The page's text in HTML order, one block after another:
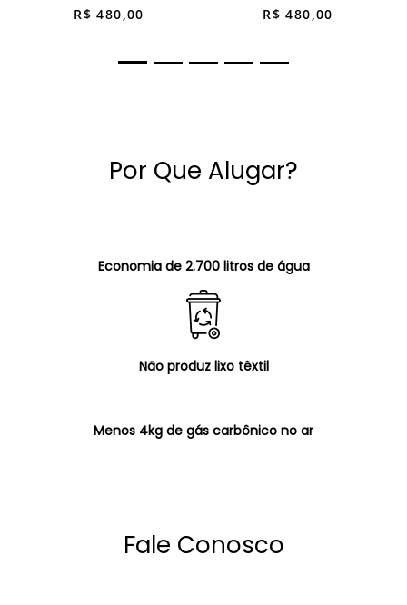
R$ 480,00 R$ 480,00
Por Que Alugar?
Economia de 2.700 litros de água
Não produz lixo têxtil
Menos 4kg de gás carbônico no ar
Fale Conosco